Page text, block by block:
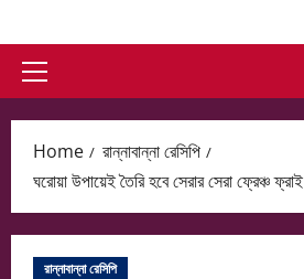
to
contentPrimary
Home
রান্নাবান্না রেসিপি
ঘরোয়া উপায়েই তৈরি হবে সেরার সেরা ফ্রেঞ্চ ফ্রাই
রান্নাবান্না রেসিপি